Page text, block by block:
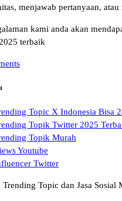
menjawab pertanyaan, atau
kami anda akan
terbaik
Topic X Indonesia Bisa
Topik Twitter 2025
Topik Murah
Youtube
Twitter